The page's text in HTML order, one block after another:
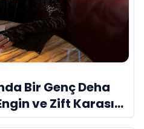
Bir Genç Deha
ve Zift Karası